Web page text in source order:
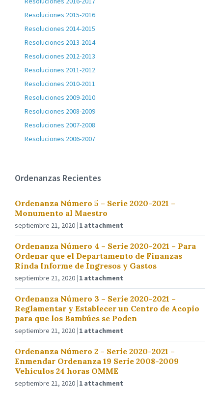
Resoluciones 2015-2016
Resoluciones 2014-2015
Resoluciones 2013-2014
Resoluciones 2012-2013
Resoluciones 2011-2012
Resoluciones 2010-2011
Resoluciones 2009-2010
Resoluciones 2008-2009
Resoluciones 2007-2008
Resoluciones 2006-2007
Ordenanzas Recientes
Ordenanza Número 5 – Serie 2020-2021 –
Monumento al Maestro
septiembre 21, 2020 1 attachment
Ordenanza Número 4 – Serie 2020-2021 – Para
Ordenar que el Departamento de Finanzas
Rinda Informe de Ingresos y Gastos
septiembre 21, 2020 1 attachment
Ordenanza Número 3 – Serie 2020-2021 –
Reglamentar y Establecer un Centro de Acopio
para que los Bambúes se Poden
septiembre 21, 2020 1 attachment
Ordenanza Número 2 – Serie 2020-2021 –
Enmendar Ordenanza 19 Serie 2008-2009
Vehículos 24 horas OMME
septiembre 21, 2020 1 attachment